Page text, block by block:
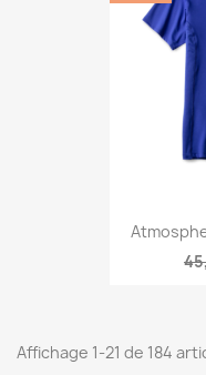
Affichage 1-21 de 184